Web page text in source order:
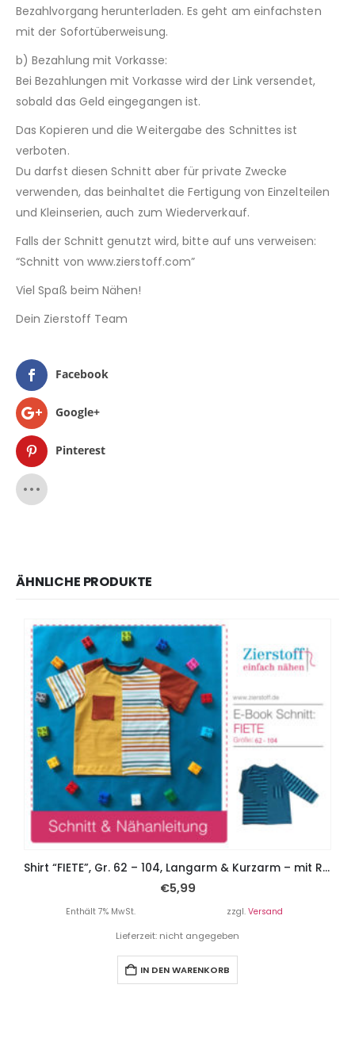
Bezahlvorgang herunterladen. Es geht am einfachsten
mit der Sofortüberweisung.
b) Bezahlung mit Vorkasse:
Bei Bezahlungen mit Vorkasse wird der Link versendet,
sobald das Geld eingegangen ist.
Das Kopieren und die Weitergabe des Schnittes ist
verboten.
Du darfst diesen Schnitt aber für private Zwecke
verwenden, das beinhaltet die Fertigung von Einzelteilen
und Kleinserien, auch zum Wiederverkauf.
Falls der Schnitt genutzt wird, bitte auf uns verweisen:
“Schnitt von www.zierstoff.com”
Viel Spaß beim Nähen!
Dein Zierstoff Team
Facebook
Google+
Pinterest
ÄHNLICHE PRODUKTE
Shirt “FIETE”, Gr. 62 – 104, Langarm & Kurzarm – mit Rundhals oder V-Ausschnitt
€5,99
Enthält 7% MwSt. zzgl. Versand
Lieferzeit: nicht angegeben
IN DEN WARENKORB